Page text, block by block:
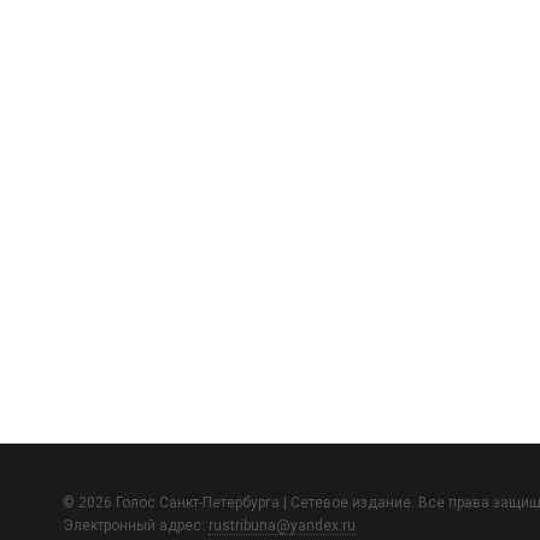
© 2026 Голос Санкт-Петербурга | Сетевое издание. Все права
Электронный адрес: rustribuna@yandex.ru